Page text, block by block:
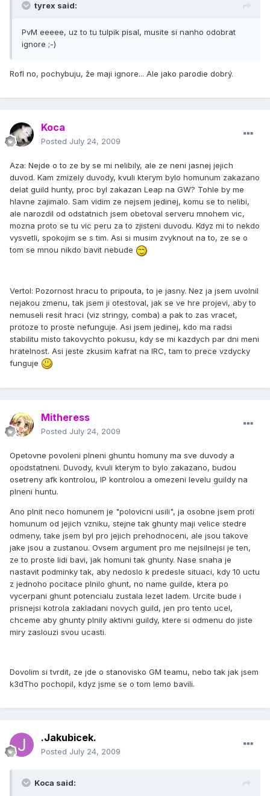
tyrex said:
PvM eeeee, uz to tu tulpik pisal, musite si nanho odobrat
ignore ;-)
Rofl no, pochybuju, že maji ignore... Ale jako parodie dobrý.
Koca
Posted July 24, 2009
Aza: Nejde o to ze by se mi nelibily, ale ze neni jasnej jejich
duvod. Kam zmizely duvody, kvuli kterym bylo homunum zakazano
delat guild hunty, proc byl zakazan Leap na GW? Tohle by me
hlavne zajimalo. Sam vidim ze nejsem jedinej, komu se to nelibi,
ale narozdil od odstatnich jsem obetoval serveru mnohem vic,
mozna proto se tu vic peru za to zjisteni duvodu. Kdyz mi to nekdo
vysvetli, spokojim se s tim. Asi si musim zvyknout na to, ze se o
tom se mnou nikdo bavit nebude
Vertol: Pozornost hracu to pripouta, to je jasny. Nez ja jsem uvolnil
nejakou zmenu, tak jsem ji otestoval, jak se ve hre projevi, aby to
nemuseli resit hraci (viz stringy, comba) a pak to zas vracet,
protoze to proste nefunguje. Asi jsem jedinej, kdo ma radsi
stabilitu misto takovychto pokusu, kdy se mi kazdych par dni meni
hratelnost. Asi jeste zkusim kafrat na IRC, tam to prece vzdycky
funguje
Mitheress
Posted July 24, 2009
Opetovne povoleni plneni ghuntu homuny ma sve duvody a
opodstatneni. Duvody, kvuli kterym to bylo zakazano, budou
osetreny afk kontrolou, IP kontrolou a omezeni levelu guildy na
plneni huntu.
Ano plnit neco homunem je "polovicni usili", ja osobne jsem proti
homunum od jejich vzniku, stejne tak ghunty maji velice stedre
odmeny, take jsem byl pro jejich prehodnoceni, ale jsou takove
jake jsou a zustanou. Ovsem argument pro me nejsilnejsi je ten,
ze to proste lidi bavi, jak homuni tak ghunty. Nase snaha je
nastavit podminky tak, aby nedoslo k predesle situaci, kdy 10 uctu
z jednoho pocitace plnilo ghunt, no name guilde, ktera po
vycerpani ghunt potencialu zustala lezet ladem. Urcite bude i
prisnejsi kotrola zakladani novych guild, jen pro tento ucel,
chceme aby ghunty plnily aktivni guildy, ktere si odmenu do jiste
miry zaslouzi svou ucasti.
Dovolim si tvrdit, ze jde o stanovisko GM teamu, nebo tak jak jsem
k3dTho pochopil, kdyz jsme se o tom lemo bavili.
.Jakubicek.
Posted July 24, 2009
Koca said: